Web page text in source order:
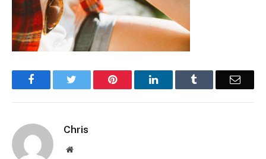
Facebook Pinterest LinkedIn Email
Chris
Website